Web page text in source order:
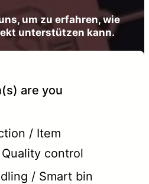
um zu erfahren, wie
unterstützen kann.
are you
/ Item
control
/ Smart bin